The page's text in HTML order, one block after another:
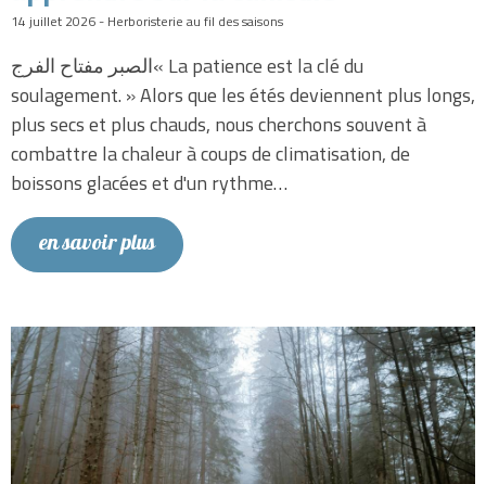
14 juillet 2026 - Herboristerie au fil des saisons
الصبر مفتاح الفرج« La patience est la clé du
soulagement. » Alors que les étés deviennent plus longs,
plus secs et plus chauds, nous cherchons souvent à
combattre la chaleur à coups de climatisation, de
boissons glacées et d'un rythme…
en savoir plus